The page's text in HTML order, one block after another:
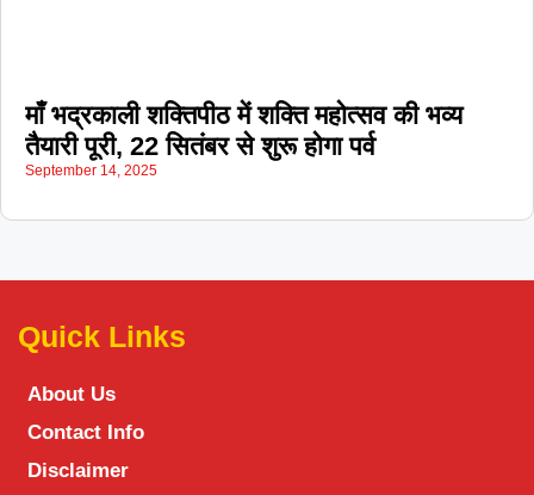
माँ भद्रकाली शक्तिपीठ में शक्ति महोत्सव की भव्य
तैयारी पूरी, 22 सितंबर से शुरू होगा पर्व
September 14, 2025
Quick Links
About Us
Contact Info
Disclaimer